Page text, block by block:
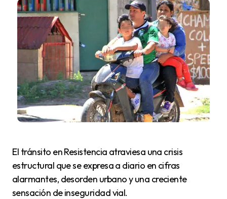
El tránsito en Resistencia atraviesa una crisis
estructural que se expresa a diario en cifras
alarmantes, desorden urbano y una creciente
sensación de inseguridad vial.